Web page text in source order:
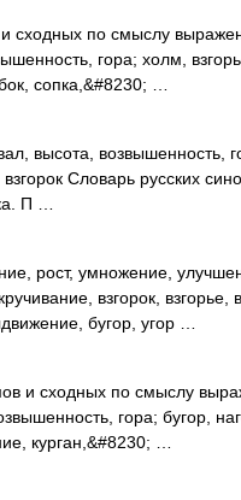
сходных по смыслу
гора; холм,
сопка,&#8230; …
высота, возвышенность,
Словарь русских
П …
рост, умножение,
взгорок, взгорье,
бугор, угор …
и сходных по смыслу
гора; бугор,
курган,&#8230; …